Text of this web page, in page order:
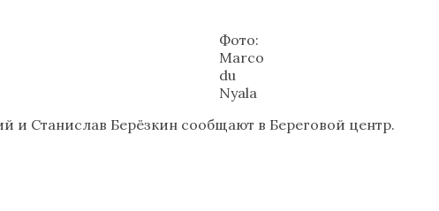
Фото:
Marco
du
Nyala
Станислав Берёзкин сообщают в Береговой центр.